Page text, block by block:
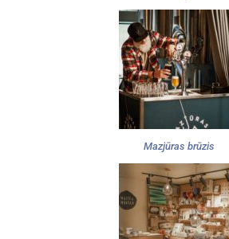
Mazjūras brūzis